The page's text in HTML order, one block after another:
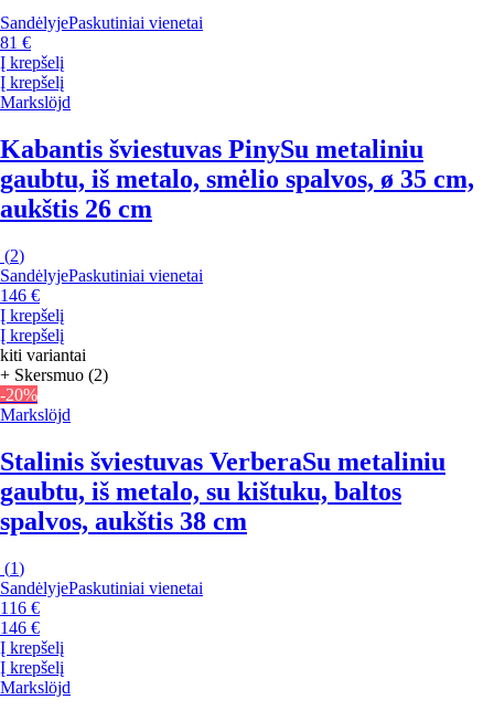
SandėlyjePaskutiniai vienetai
81 €
Į krepšelį
Į krepšelį
Markslöjd
Kabantis šviestuvas PinySu metaliniu
gaubtu, iš metalo, smėlio spalvos, ø 35 cm,
aukštis 26 cm
(2)
SandėlyjePaskutiniai vienetai
146 €
Į krepšelį
Į krepšelį
kiti variantai
+ Skersmuo (2)
-20%
Markslöjd
Stalinis šviestuvas VerberaSu metaliniu
gaubtu, iš metalo, su kištuku, baltos
spalvos, aukštis 38 cm
(1)
SandėlyjePaskutiniai vienetai
116 €
146 €
Į krepšelį
Į krepšelį
Markslöjd